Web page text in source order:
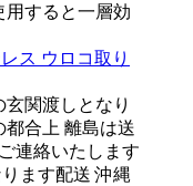
すると一層効
ス ウロコ取り
関渡しとなり
都合上 離島は送
連絡いたします
ます配送 沖縄